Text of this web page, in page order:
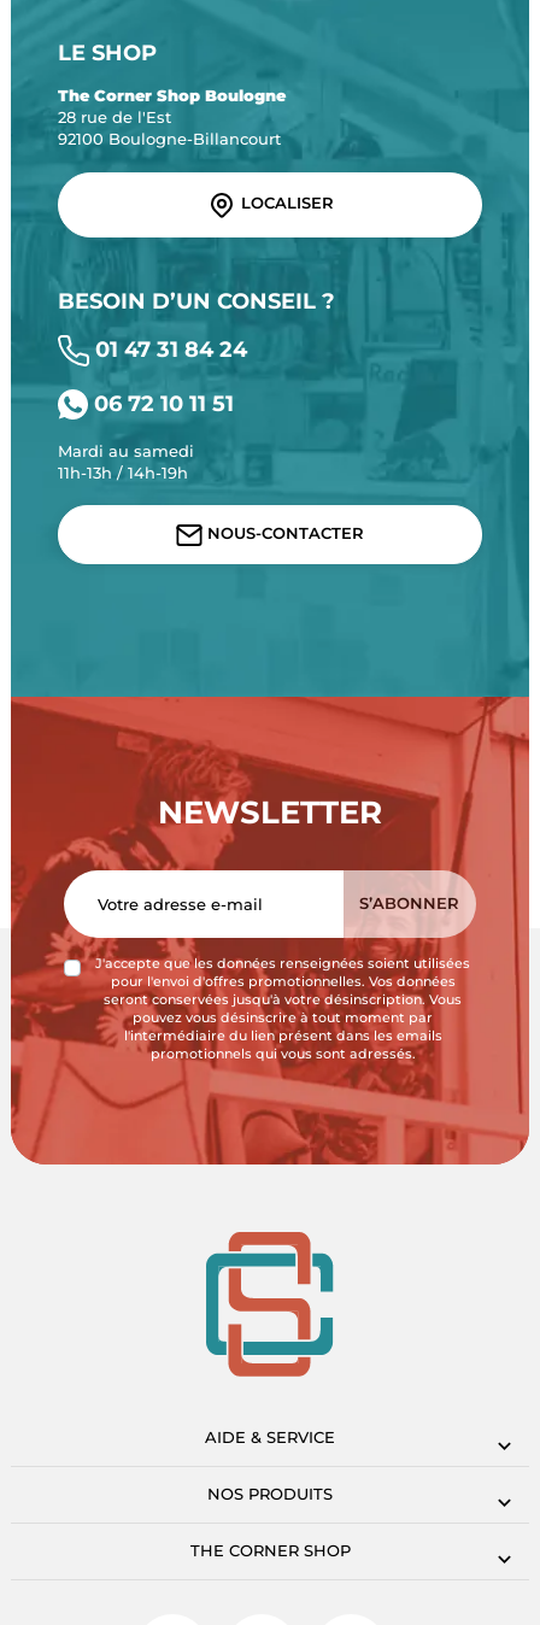
LE SHOP
The Corner Shop Boulogne
28 rue de l'Est
92100 Boulogne-Billancourt
LOCALISER
BESOIN D’UN CONSEIL ?
01 47 31 84 24
06 72 10 11 51
Mardi au samedi
11h-13h / 14h-19h
NOUS-CONTACTER
NEWSLETTER
J'accepte que les données renseignées soient utilisées
pour l'envoi d'offres promotionnelles. Vos données
seront conservées jusqu'à votre désinscription. Vous
pouvez vous désinscrire à tout moment par
l'intermédiaire du lien présent dans les emails
promotionnels qui vous sont adressés.
AIDE & SERVICE
NOS PRODUITS
THE CORNER SHOP